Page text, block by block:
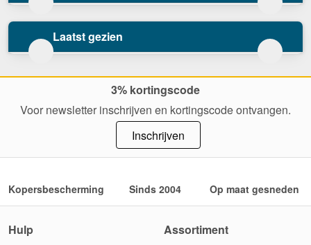
Laatst gezien
3% kortingscode
Voor newsletter inschrijven en kortingscode ontvangen.
Inschrijven
Kopersbescherming Sinds 2004 Op maat gesneden
Hulp
Assortiment